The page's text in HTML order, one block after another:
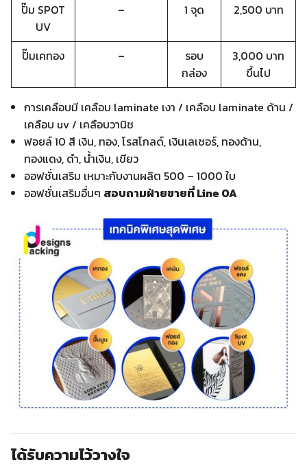
ปั๊ม SPOT
UV
– 1 จุด 2,500 บาท
ปั๊มเคทอง –
รอบ
กล่อง
3,000 บาท
ขึ้นไป
การเคลือบมี เคลือบ laminate เงา / เคลือบ laminate ด้าน /
เคลือบ uv / เคลือบวานิช
ฟอยล์ 10 สี เงิน, ทอง, โรสโกลด์, เงินเลเซอร์, ทองด้าน,
ทองแดง, ดำ, น้ำเงิน, เขียว
ออฟชั่นเสริม เหมาะกับงานผลิต 500 – 1000 ใบ
ออฟชั่นเสริมอื่นๆ สอบถามฝ่ายขายที่ Line OA
ได้รับความไว้วางใจ